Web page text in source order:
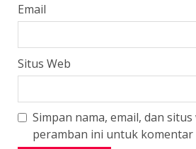
Email
Situs Web
Simpan nama, email, dan situs
peramban ini untuk komentar